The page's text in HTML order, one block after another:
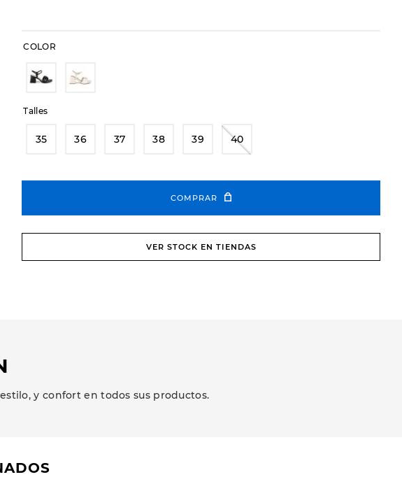
COLOR
Talles
35 36 37 38 39 40
COMPRAR
VER STOCK EN TIENDAS
y confort en todos sus productos.